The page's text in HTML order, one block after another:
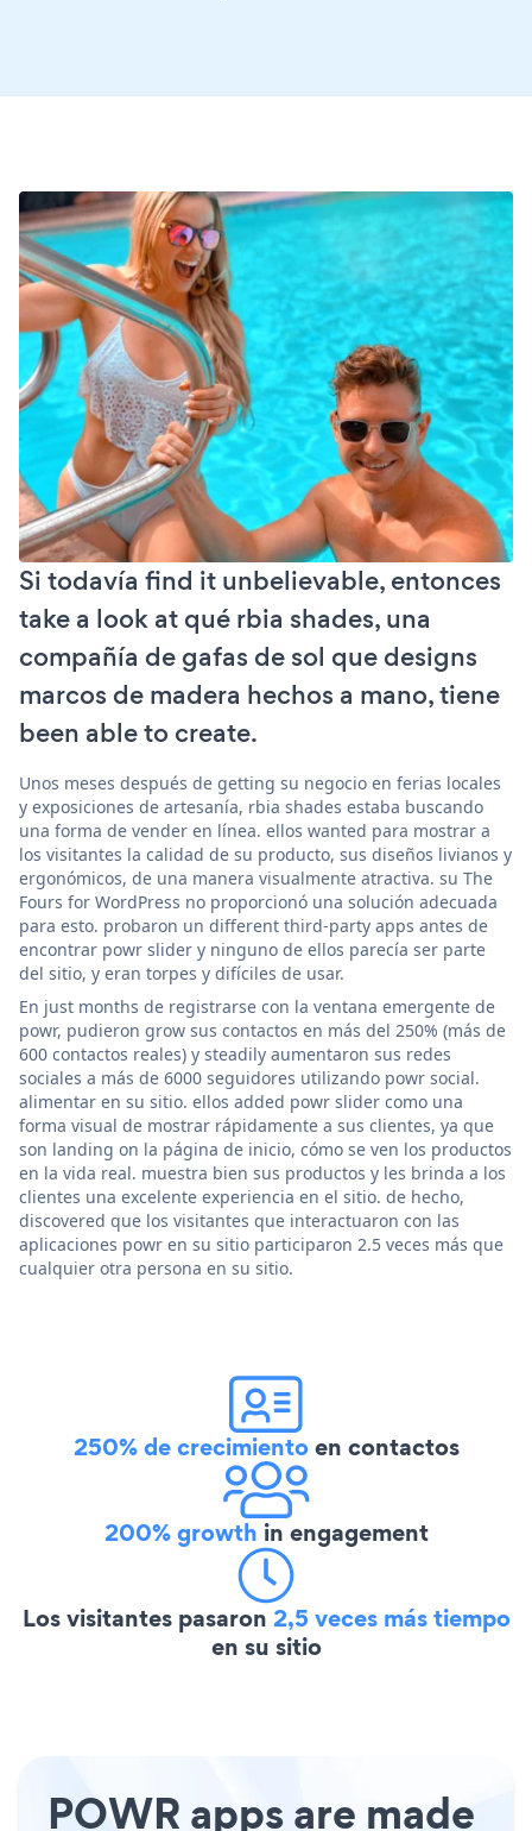
Si todavía find it unbelievable, entonces
take a look at qué rbia shades, una
compañía de gafas de sol que designs
marcos de madera hechos a mano, tiene
been able to create.
Unos meses después de getting su negocio en ferias locales
y exposiciones de artesanía, rbia shades estaba buscando
una forma de vender en línea. ellos wanted para mostrar a
los visitantes la calidad de su producto, sus diseños livianos y
ergonómicos, de una manera visualmente atractiva. su The
Fours for WordPress no proporcionó una solución adecuada
para esto. probaron un different third-party apps antes de
encontrar powr slider y ninguno de ellos parecía ser parte
del sitio, y eran torpes y difíciles de usar.
En just months de registrarse con la ventana emergente de
powr, pudieron grow sus contactos en más del 250% (más de
600 contactos reales) y steadily aumentaron sus redes
sociales a más de 6000 seguidores utilizando powr social.
alimentar en su sitio. ellos added powr slider como una
forma visual de mostrar rápidamente a sus clientes, ya que
son landing on la página de inicio, cómo se ven los productos
en la vida real. muestra bien sus productos y les brinda a los
clientes una excelente experiencia en el sitio. de hecho,
discovered que los visitantes que interactuaron con las
aplicaciones powr en su sitio participaron 2.5 veces más que
cualquier otra persona en su sitio.
250% de crecimientoen contactos
200% growth in engagement
Los visitantes pasaron 2,5 veces más tiempo
en su sitio
POWR apps are made